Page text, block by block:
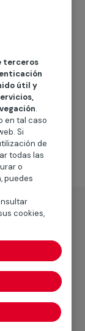
una solución
Un
elservicio
ejemplo el
que hará
terceros
útil y
.
en tal caso
Si
de
todas las
o
puedes
cookies,